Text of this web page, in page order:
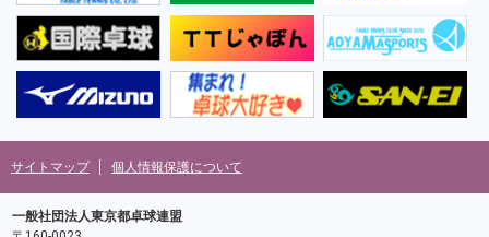
サイトマップ 個人情報保護について
一般社団法人東京都卓球連盟